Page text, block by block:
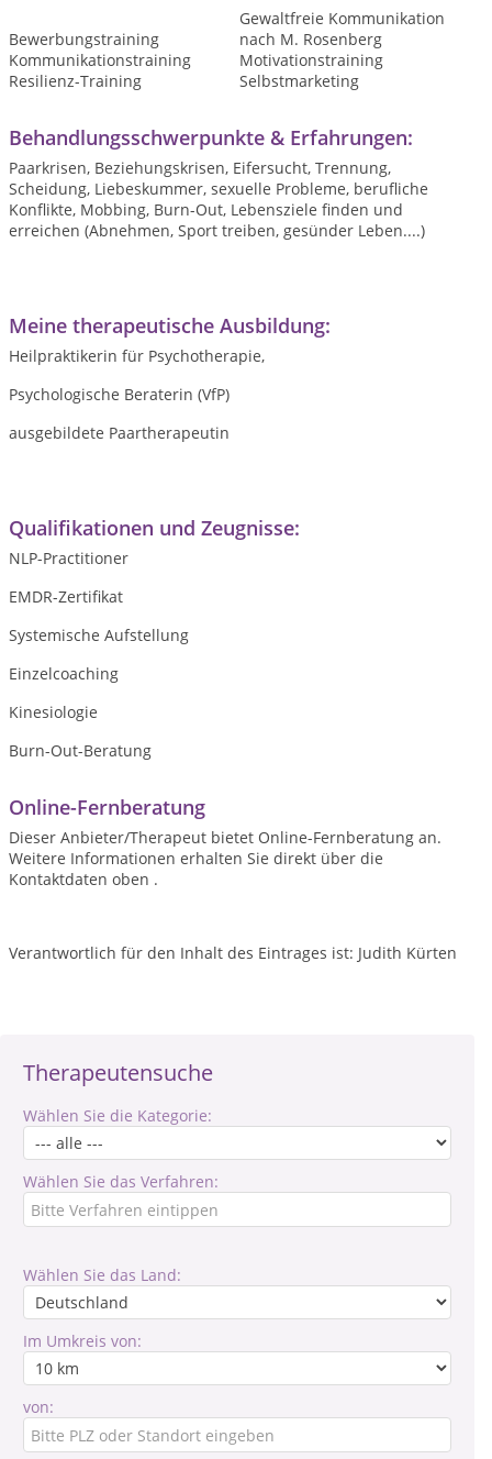
Therapeutensuche
Wählen Sie die Kategorie:
Wählen Sie das Verfahren:
Wählen Sie das Land:
Im Umkreis von:
von:
Bewerbungstraining
Gewaltfreie Kommunikation
nach M. Rosenberg
Kommunikationstraining
Motivationstraining
Resilienz-Training
Selbstmarketing
Behandlungsschwerpunkte & Erfahrungen:
Paarkrisen, Beziehungskrisen, Eifersucht, Trennung,
Scheidung, Liebeskummer, sexuelle Probleme, berufliche
Konflikte, Mobbing, Burn-Out, Lebensziele finden und
erreichen (Abnehmen, Sport treiben, gesünder Leben....)
Meine therapeutische Ausbildung:
Heilpraktikerin für Psychotherapie,
Psychologische Beraterin (VfP)
ausgebildete Paartherapeutin
Qualifikationen und Zeugnisse:
NLP-Practitioner
EMDR-Zertifikat
Systemische Aufstellung
Einzelcoaching
Kinesiologie
Burn-Out-Beratung
Online-Fernberatung
Dieser Anbieter/Therapeut bietet Online-Fernberatung an.
Weitere Informationen erhalten Sie direkt über die
Kontaktdaten oben .
Verantwortlich für den Inhalt des Eintrages ist: Judith Kürten